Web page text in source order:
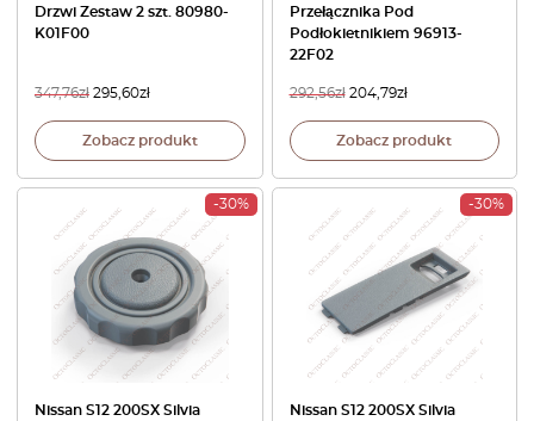
Drzwi Zestaw 2 szt. 80980-
K01F00
347,76zł 295,60zł
Zobacz produkt
Przełącznika Pod
Podłokietnikiem 96913-
22F02
292,56zł 204,79zł
Zobacz produkt
-30%
Nissan S12 200SX Silvia
-30%
Nissan S12 200SX Silvia